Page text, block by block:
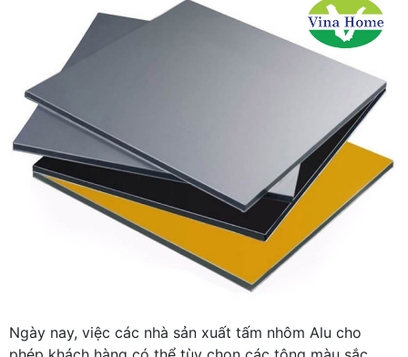
Ngày nay, việc các nhà sản xuất tấm nhôm Alu cho